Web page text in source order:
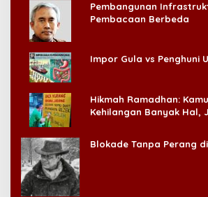
Pembangunan
Pembacaan Berbeda
Impor Gula vs Penghuni
Hikmah Ramadhan:
Kehilangan Banyak Hal,
Blokade Tanpa Perang